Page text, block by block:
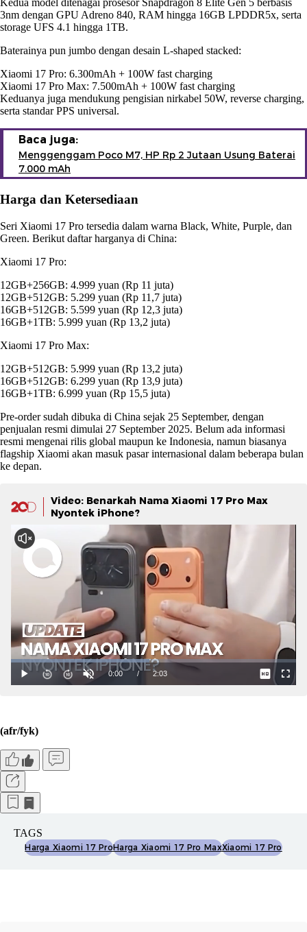
Kedua model ditenagai prosesor Snapdragon 8 Elite Gen 5 berbasis
3nm dengan GPU Adreno 840, RAM hingga 16GB LPDDR5x, serta
storage UFS 4.1 hingga 1TB.
Baterainya pun jumbo dengan desain L-shaped stacked:
Xiaomi 17 Pro: 6.300mAh + 100W fast charging
Xiaomi 17 Pro Max: 7.500mAh + 100W fast charging
Keduanya juga mendukung pengisian nirkabel 50W, reverse charging,
serta standar PPS universal.
Baca juga:
Menggenggam Poco M7, HP Rp 2 Jutaan Usung Baterai
7.000 mAh
Harga dan Ketersediaan
Seri Xiaomi 17 Pro tersedia dalam warna Black, White, Purple, dan
Green. Berikut daftar harganya di China:
Xiaomi 17 Pro:
12GB+256GB: 4.999 yuan (Rp 11 juta)
12GB+512GB: 5.299 yuan (Rp 11,7 juta)
16GB+512GB: 5.599 yuan (Rp 12,3 juta)
16GB+1TB: 5.999 yuan (Rp 13,2 juta)
Xiaomi 17 Pro Max:
12GB+512GB: 5.999 yuan (Rp 13,2 juta)
16GB+512GB: 6.299 yuan (Rp 13,9 juta)
16GB+1TB: 6.999 yuan (Rp 15,5 juta)
Pre-order sudah dibuka di China sejak 25 September, dengan
penjualan resmi dimulai 27 September 2025. Belum ada informasi
resmi mengenai rilis global maupun ke Indonesia, namun biasanya
flagship Xiaomi akan masuk pasar internasional dalam beberapa bulan
ke depan.
Video: Benarkah Nama Xiaomi 17 Pro Max
Nyontek iPhone?
(afr/fyk)
TAGS
Harga Xiaomi 17 ProHarga Xiaomi 17 Pro MaxXiaomi 17 Pro